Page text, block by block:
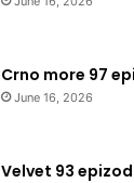
Crno more 97
June 16, 2026
Velvet 93